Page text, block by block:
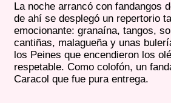
La noche arrancó con fandangos
de ahí se desplegó un repertorio
emocionante: granaína, tangos,
cantiñas, malagueña y unas
los Peines que encendieron los
respetable. Como colofón, un
Caracol que fue pura entrega.